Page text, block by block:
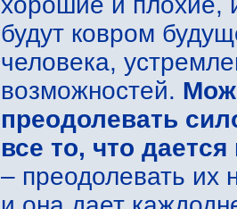
будут ковром
человека,
возможностей.
преодолевать
все то, что
– преодолевать их